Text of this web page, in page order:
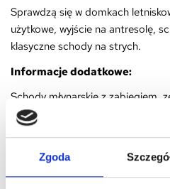
Zgoda
Sprawdzą się w domkach
użytkowe, wyjście na antresolę,
klasyczne schody na strych.
Informacje dodatkowe:
Schody młynarskie z zabiegiem,
produktu,
Część prostą wysyłamy
zabiegową wysyłamy
osobną
Jeżeli kupujesz za pobraniem -